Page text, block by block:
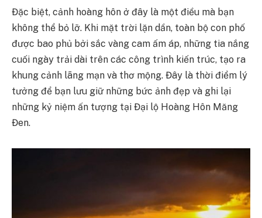
Đặc biệt, cảnh hoàng hôn ở đây là một điều mà bạn
không thể bỏ lỡ. Khi mặt trời lặn dần, toàn bộ con phố
được bao phủ bởi sắc vàng cam ấm áp, những tia nắng
cuối ngày trải dài trên các công trình kiến trúc, tạo ra
khung cảnh lãng mạn và thơ mộng. Đây là thời điểm lý
tưởng để bạn lưu giữ những bức ảnh đẹp và ghi lại
những kỷ niệm ấn tượng tại Đại lộ Hoàng Hôn Măng
Đen.